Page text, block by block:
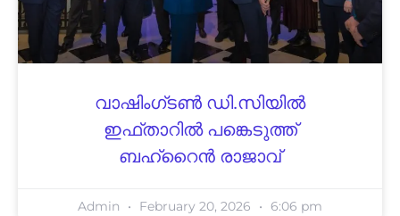
വാഷിംഗ്ടണ്‍ ഡി.സിയില്‍
ഇഫ്താറില്‍ പങ്കെടുത്ത്
ബഹ്റൈന്‍ രാജാവ്
Admin February 20, 2026 6:06 pm